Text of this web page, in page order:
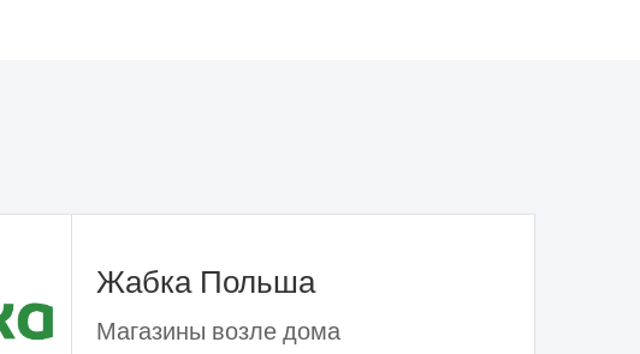
Жабка Польша
Магазины возле дома